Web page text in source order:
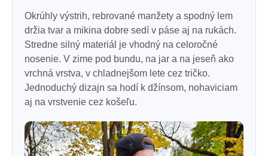
Okrúhly výstrih, rebrované manžety a spodný lem
držia tvar a mikina dobre sedí v páse aj na rukách.
Stredne silný materiál je vhodný na celoročné
nosenie. V zime pod bundu, na jar a na jeseň ako
vrchná vrstva, v chladnejšom lete cez tričko.
Jednoduchý dizajn sa hodí k džínsom, nohaviciam
aj na vrstvenie cez košeľu.